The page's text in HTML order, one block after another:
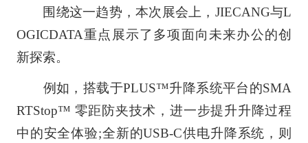
围绕这一趋势，本次展会上，JIECANG与L
OGICDATA重点展示了多项面向未来办公的创
新探索。
例如，搭载于PLUS™升降系统平台的SMA
RTStop™ 零距防夹技术，进一步提升升降过程
中的安全体验;全新的USB-C供电升降系统，则